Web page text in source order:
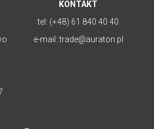
KONTAKT
tel: (+48) 61 840 40 40
e-mail:trade@auraton.pl